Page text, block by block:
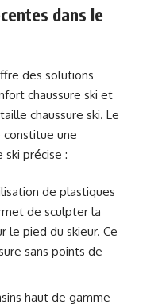
dans le
des solutions
chaussure ski et
chaussure ski. Le
constitue une
précise :
de plastiques
de sculpter la
le pied du skieur. Ce
sans points de
haut de gamme